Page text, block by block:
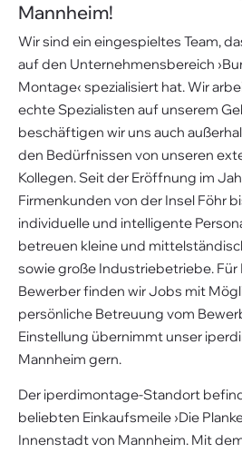
Mannheim!
Wir sind ein eingespieltes Team,
auf den Unternehmensbereich
Montage‹ spezialisiert hat. Wir
echte Spezialisten auf unserem
beschäftigen wir uns auch
den Bedürfnissen von unseren
Kollegen. Seit der Eröffnung im
Firmenkunden von der Insel Föhr
individuelle und intelligente
betreuen kleine und
sowie große Industriebetriebe.
Bewerber finden wir Jobs mit
persönliche Betreuung vom
Einstellung übernimmt unser
Mannheim gern.
Der iperdimontage-Standort
beliebten Einkaufsmeile ›Die
Innenstadt von Mannheim. Mit